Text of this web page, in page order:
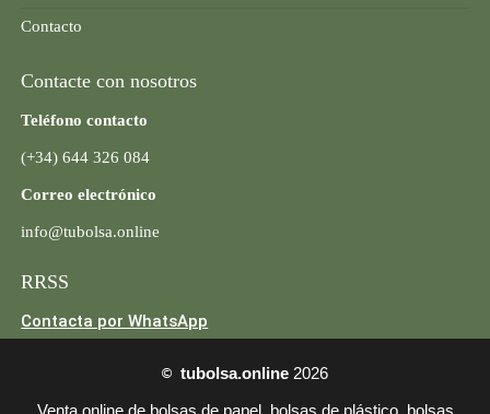
Contacto
Contacte con nosotros
Teléfono contacto
(+34) 644 326 084
Correo electrónico
info@tubolsa.online
RRSS
Contacta por WhatsApp
© tubolsa.online 2026
Venta online de bolsas de papel, bolsas de plástico, bolsas